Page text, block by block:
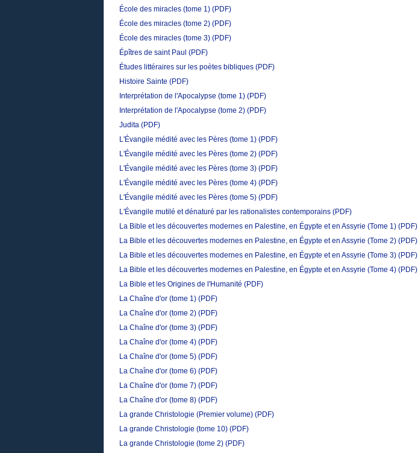
École des miracles (tome 1) (PDF)
École des miracles (tome 2) (PDF)
École des miracles (tome 3) (PDF)
Épîtres de saint Paul (PDF)
Études littéraires sur les poètes bibliques (PDF)
Histoire Sainte (PDF)
Interprétation de l'Apocalypse (tome 1) (PDF)
Interprétation de l'Apocalypse (tome 2) (PDF)
Judita (PDF)
L'Évangile médité avec les Pères (tome 1) (PDF)
L'Évangile médité avec les Pères (tome 2) (PDF)
L'Évangile médité avec les Pères (tome 3) (PDF)
L'Évangile médité avec les Pères (tome 4) (PDF)
L'Évangile médité avec les Pères (tome 5) (PDF)
L'Évangile mutilé et dénaturé par les rationalistes contemporains (PDF)
La Bible et les découvertes modernes en Palestine, en Égypte et en Assyrie (Tome 1) (PDF)
La Bible et les découvertes modernes en Palestine, en Égypte et en Assyrie (Tome 2) (PDF)
La Bible et les découvertes modernes en Palestine, en Égypte et en Assyrie (Tome 3) (PDF)
La Bible et les découvertes modernes en Palestine, en Égypte et en Assyrie (Tome 4) (PDF)
La Bible et les Origines de l'Humanité (PDF)
La Chaîne d'or (tome 1) (PDF)
La Chaîne d'or (tome 2) (PDF)
La Chaîne d'or (tome 3) (PDF)
La Chaîne d'or (tome 4) (PDF)
La Chaîne d'or (tome 5) (PDF)
La Chaîne d'or (tome 6) (PDF)
La Chaîne d'or (tome 7) (PDF)
La Chaîne d'or (tome 8) (PDF)
La grande Christologie (Premier volume) (PDF)
La grande Christologie (tome 10) (PDF)
La grande Christologie (tome 2) (PDF)